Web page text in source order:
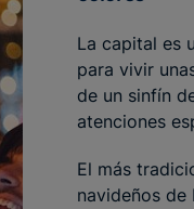
La capital es
para vivir
de un sinfín
atenciones
El más
navideños